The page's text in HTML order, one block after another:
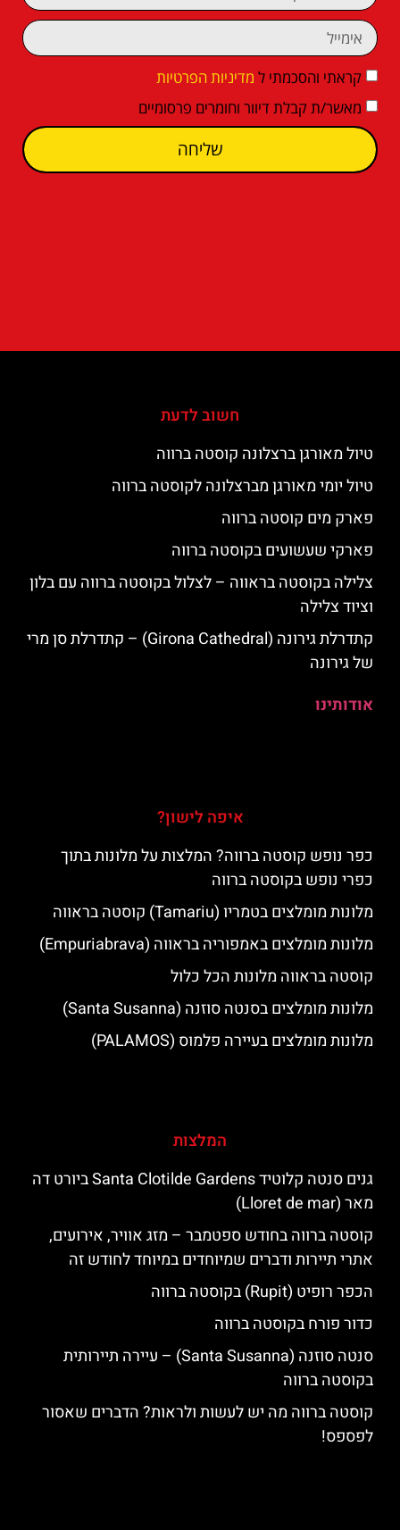
קראתי והסכמתי ל מדיניות הפרטיות
מאשר/ת קבלת דיוור וחומרים פרסומיים
שליחה
חשוב לדעת
טיול מאורגן ברצלונה קוסטה ברווה
טיול יומי מאורגן מברצלונה לקוסטה ברווה
פארק מים קוסטה ברווה
פארקי שעשועים בקוסטה ברווה
צלילה בקוסטה בראווה – לצלול בקוסטה ברווה עם בלון
וציוד צלילה
קתדרלת גירונה (Girona Cathedral) – קתדרלת סן מרי
של גירונה
אודותינו
איפה לישון?
כפר נופש קוסטה ברווה? המלצות על מלונות בתוך
כפרי נופש בקוסטה ברווה
מלונות מומלצים בטמריו (Tamariu) קוסטה בראווה
מלונות מומלצים באמפוריה בראווה (Empuriabrava)
קוסטה בראווה מלונות הכל כלול
מלונות מומלצים בסנטה סוזנה (Santa Susanna)
מלונות מומלצים בעיירה פלמוס (PALAMOS)
המלצות
גנים סנטה קלוטיד Santa Clotilde Gardens ביורט דה
מאר (Lloret de mar)
קוסטה ברווה בחודש ספטמבר – מזג אוויר, אירועים,
אתרי תיירות ודברים שמיוחדים במיוחד לחודש זה
הכפר רופיט (Rupit) בקוסטה ברווה
כדור פורח בקוסטה ברווה
סנטה סוזנה (Santa Susanna) – עיירה תיירותית
בקוסטה ברווה
קוסטה ברווה מה יש לעשות ולראות? הדברים שאסור
לפספס!